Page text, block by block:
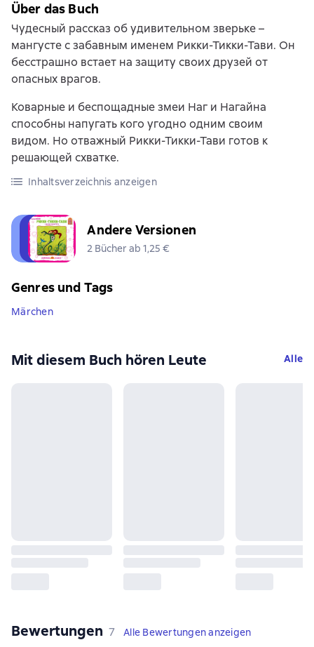
Über das Buch
Чудесный рассказ об удивительном зверьке –
мангусте с забавным именем Рикки-Тикки-Тави. Он
бесстрашно встает на защиту своих друзей от
опасных врагов.
Коварные и беспощадные змеи Наг и Нагайна
способны напугать кого угодно одним своим
видом. Но отважный Рикки-Тикки-Тави готов к
решающей схватке.
Inhaltsverzeichnis anzeigen
Andere Versionen
2 Bücher ab 1,25 €
Genres und Tags
Märchen
Mit diesem Buch hören Leute Alle
Bewertungen 7 Bewertungen
7
Alle Bewertungen anzeigen